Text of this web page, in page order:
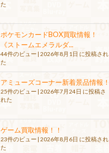
た
ポケモンカードBOX買取情報！
《ストームエメラルダ...
44件のビュー | 2026年8月1日 に投稿され
た
アミューズコーナー新着景品情報！
25件のビュー
2026年7月24日 に投稿さ
れた
ゲーム買取情報！！
23件のビュー | 2026年8月6日 に投稿され
た